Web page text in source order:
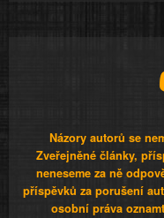
Názory autorů se
Zveřejněné články,
neneseme za ně
příspěvků za porušení
osobní práva